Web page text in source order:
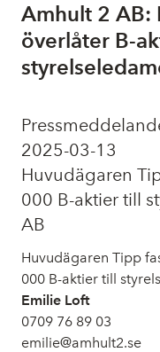
Amhult 2 AB:
överlåter B-
2025-03-13
Huvudägaren
000 B-aktier till
AB
Huvudägaren Tipp
000 B-aktier till
Emilie Loft
0709 76 89 03
emilie@amhult2.se